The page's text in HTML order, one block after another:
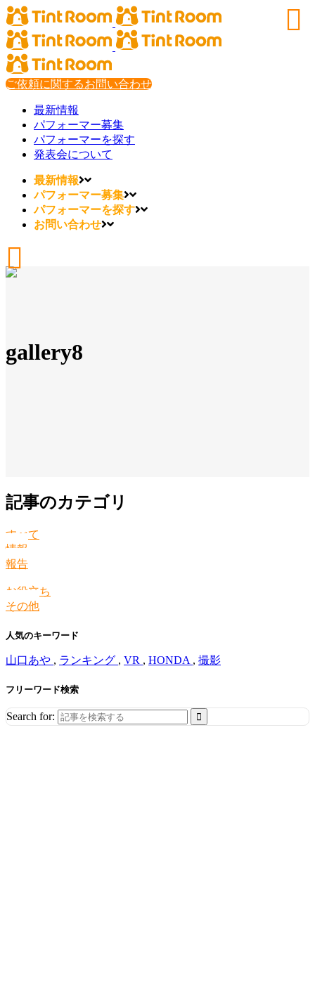
ご依頼に関するお問い合わせ
最新情報
パフォーマー募集
パフォーマーを探す
発表会について
最新情報
パフォーマー募集
パフォーマーを探す
お問い合わせ
gallery8
記事のカテゴリ
すべて
情報
報告
お役立ち
その他
人気のキーワード
山口あや , ランキング , VR , HONDA , 撮影
フリーワード検索
Search for: